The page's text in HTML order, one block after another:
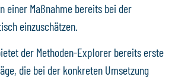
einer Maßnahme bereits bei der
einzuschätzen.
der Methoden-Explorer bereits erste
die bei der konkreten Umsetzung